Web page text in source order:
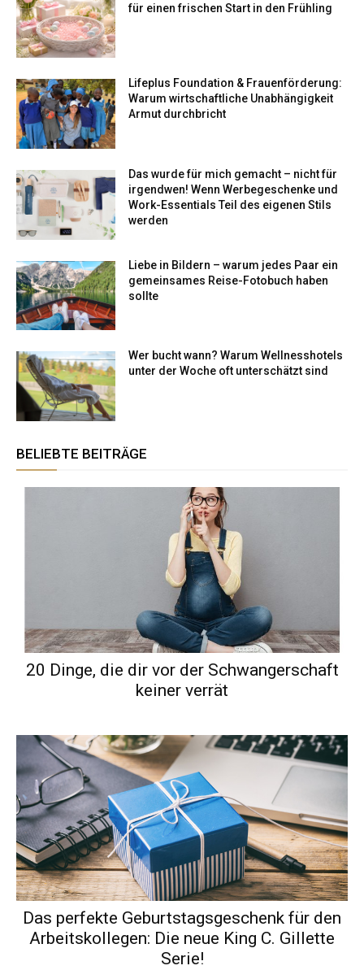
für einen frischen Start in den Frühling
Lifeplus Foundation & Frauenförderung:
Warum wirtschaftliche Unabhängigkeit
Armut durchbricht
Das wurde für mich gemacht – nicht für
irgendwen! Wenn Werbegeschenke und
Work-Essentials Teil des eigenen Stils
werden
Liebe in Bildern – warum jedes Paar ein
gemeinsames Reise-Fotobuch haben
sollte
Wer bucht wann? Warum Wellnesshotels
unter der Woche oft unterschätzt sind
BELIEBTE BEITRÄGE
20 Dinge, die dir vor der Schwangerschaft
keiner verrät
Das perfekte Geburtstagsgeschenk für den
Arbeitskollegen: Die neue King C. Gillette
Serie!